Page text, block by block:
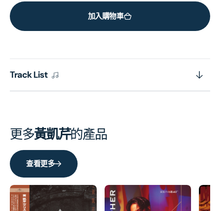
結
的
一
(SACD)
(日
本
壓
碟)
的
數
加
結
的
一
的
數
加入購物車
Track List
更多黃凱芹的產品
查看更多